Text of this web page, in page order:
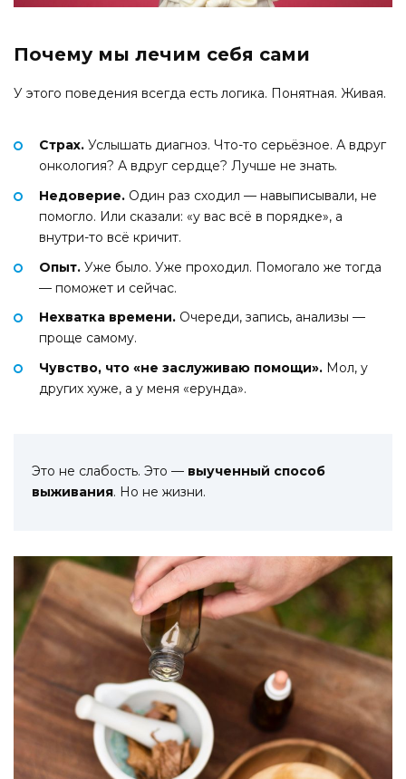
Почему мы лечим себя сами
У этого поведения всегда есть логика. Понятная. Живая.
Страх. Услышать диагноз. Что-то серьёзное. А вдруг
онкология? А вдруг сердце? Лучше не знать.
Недоверие. Один раз сходил — навыписывали, не
помогло. Или сказали: «у вас всё в порядке», а
внутри-то всё кричит.
Опыт. Уже было. Уже проходил. Помогало же тогда
— поможет и сейчас.
Нехватка времени. Очереди, запись, анализы —
проще самому.
Чувство, что «не заслуживаю помощи». Мол, у
других хуже, а у меня «ерунда».
Это не слабость. Это — выученный способ
выживания. Но не жизни.